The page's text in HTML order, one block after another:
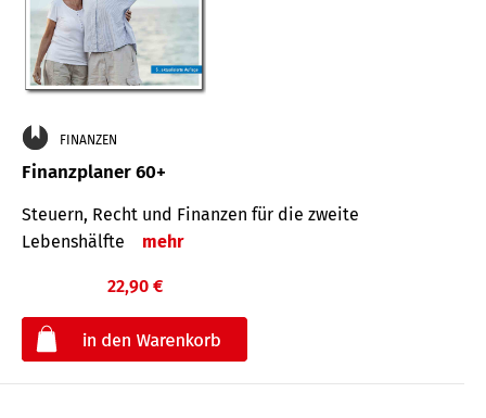
FINANZEN
Finanzplaner 60+
Steuern, Recht und Finanzen für die zweite
Lebenshälfte
mehr
22,90 €